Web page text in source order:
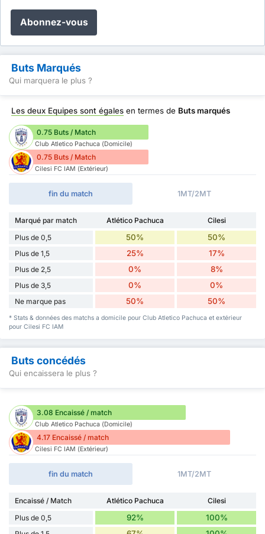
Abonnez-vous
Buts Marqués
Qui marquera le plus ?
Les deux Equipes sont égales en termes de Buts marqués
0.75 Buts / Match
Club Atletico Pachuca (Domicile)
0.75 Buts / Match
Cilesi FC IAM (Extérieur)
fin du match 1MT/2MT
Marqué par match Atlético Pachuca
Cilesi
Plus de 0,5
50% 50%
Plus de 1,5 25% 17%
Plus de 2,5 0% 8%
Plus de 3,5 0% 0%
Ne marque pas 50% 50%
* Stats & données des matchs a domicile pour Club Atletico Pachuca et extérieur
pour Cilesi FC IAM
Buts concédés
Qui encaissera le plus ?
3.08 Encaissé / match
Club Atletico Pachuca (Domicile)
4.17 Encaissé / match
Cilesi FC IAM (Extérieur)
fin du match 1MT/2MT
Encaissé / Match Atlético Pachuca
Cilesi
Plus de 0,5
92% 100%